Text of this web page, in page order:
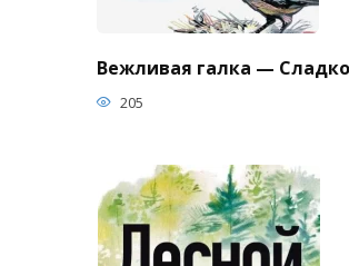
Вежливая галка —
205